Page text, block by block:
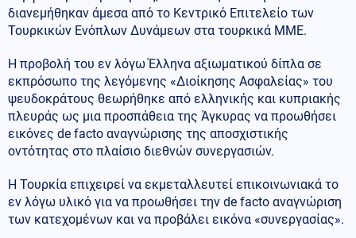
διανεμήθηκαν άμεσα από το Κεντρικό Επιτελείο των
Τουρκικών Ενόπλων Δυνάμεων στα τουρκικά ΜΜΕ.
Η προβολή του εν λόγω Έλληνα αξιωματικού δίπλα σε
εκπρόσωπο της λεγόμενης «Διοίκησης Ασφαλείας» του
ψευδοκράτους θεωρήθηκε από ελληνικής και κυπριακής
πλευράς ως μια προσπάθεια της Άγκυρας να προωθήσει
εικόνες de facto αναγνώρισης της αποσχιστικής
οντότητας στο πλαίσιο διεθνών συνεργασιών.
Η Τουρκία επιχειρεί να εκμεταλλευτεί επικοινωνιακά το
εν λόγω υλικό για να προωθήσει την de facto αναγνώριση
των κατεχομένων και να προβάλει εικόνα «συνεργασίας».